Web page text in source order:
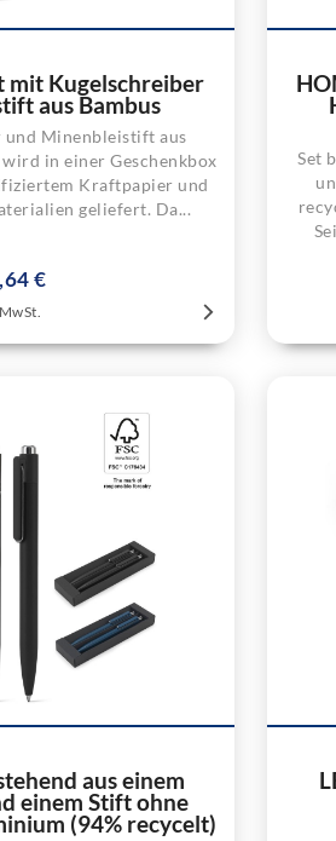
mit Kugelschreiber
aus Bambus
und Minenbleistift aus
wird in einer Geschenkbox
Kraftpapier und
geliefert. Da...
€
Set
aus einem
einem Stift ohne
(94% recycelt)